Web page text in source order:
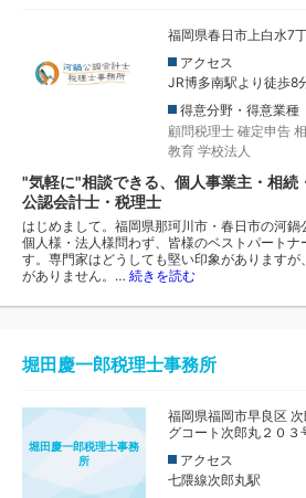
福岡県春日市上白水7
アクセス
JR博多南駅より徒歩8
得意分野・得意業種
顧問税理士 確定申告
教育 学校法人
"気軽に"相談できる、個人事業主・相続
公認会計士・税理士
はじめまして。福岡県那珂川市・春日市の河
個人様・法人様問わず、皆様のベストパート
す。専門家はどうしても堅い印象がありますが
がありません。… 続きを読む
堀田慶一郎税理士事務所
堀田慶一郎税理士事務
所
福岡県福岡市早良区
グコート次郎丸２０３
アクセス
七隈線次郎丸駅